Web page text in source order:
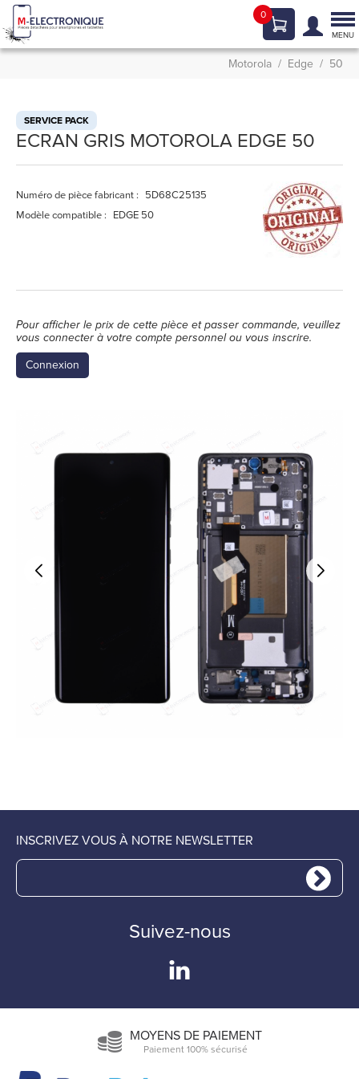
0
MENU
Motorola Edge 50
SERVICE PACK
ECRAN GRIS MOTOROLA EDGE 50
Numéro de pièce fabricant :
5D68C25135
Modèle compatible :
EDGE 50
Pour afficher le prix de cette pièce et passer commande, veuillez
vous connecter à votre compte personnel ou vous inscrire.
Connexion
INSCRIVEZ VOUS À NOTRE NEWSLETTER
Suivez-nous
MOYENS DE PAIEMENT
Paiement 100% sécurisé